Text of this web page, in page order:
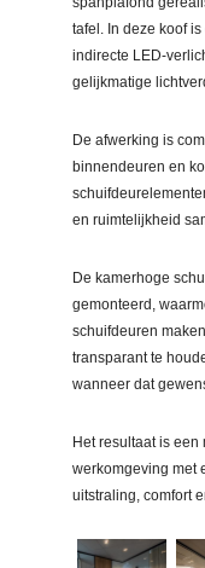
tafel. In deze koof
indirecte LED-
gelijkmatige
De afwerking is
binnendeuren en
en ruimtelijkheid
De kamerhoge
gemonteerd,
schuifdeuren
transparant te
wanneer dat
Het resultaat is
werkomgeving met
uitstraling, comfort